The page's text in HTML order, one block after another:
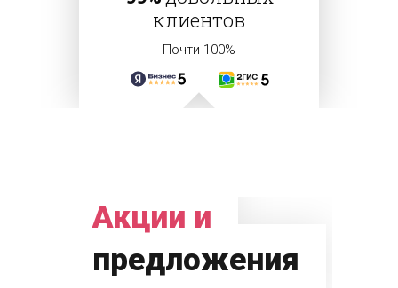
клиентов
Почти 100%
Акции и
предложения